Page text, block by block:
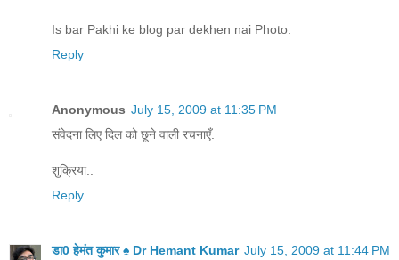
Is bar Pakhi ke blog par dekhen nai Photo.
Reply
Anonymous July 15, 2009 at 11:35 PM
संवेदना लिए दिल को छूने वाली रचनाएँ.
शुक्रिया..
Reply
डा0 हेमंत कुमार ♠ Dr Hemant Kumar July 15, 2009 at 11:44 PM